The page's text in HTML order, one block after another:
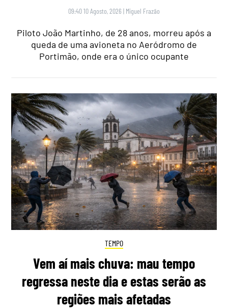
09:40 10 Agosto, 2026 | Miguel Frazão
Piloto João Martinho, de 28 anos, morreu após a
queda de uma avioneta no Aeródromo de
Portimão, onde era o único ocupante
TEMPO
Vem aí mais chuva: mau tempo
regressa neste dia e estas serão as
regiões mais afetadas